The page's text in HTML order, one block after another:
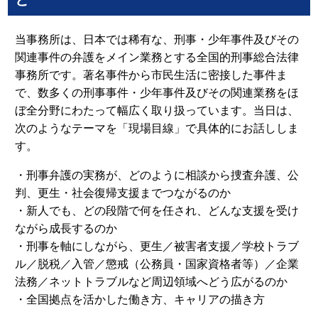
当事務所は、日本では稀有な、刑事・少年事件及びその
関連事件の弁護をメイン業務とする全国的刑事総合法律
事務所です。著名事件から市民生活に密接した事件ま
で、数多くの刑事事件・少年事件及びその関連業務をほ
ぼ全分野にわたって幅広く取り扱っています。当日は、
次のようなテーマを「現場目線」で具体的にお話ししま
す。
・刑事弁護の実務が、どのように相談から捜査弁護、公
判、更生・社会復帰支援までつながるのか
・新人でも、どの段階で何を任され、どんな支援を受け
ながら成長するのか
・刑事を軸にしながら、更生／被害者支援／学校トラブ
ル／脱税／入管／懲戒（公務員・国家資格者等）／企業
法務／ネットトラブルなど周辺領域へどう広がるのか
・全国拠点を活かした働き方、キャリアの描き方